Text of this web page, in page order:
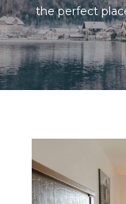
the perfect